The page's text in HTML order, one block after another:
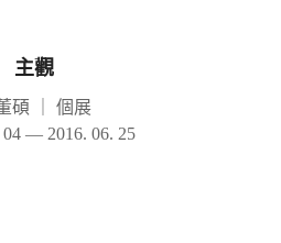
主觀
碩
個展
04 — 2016. 06. 25